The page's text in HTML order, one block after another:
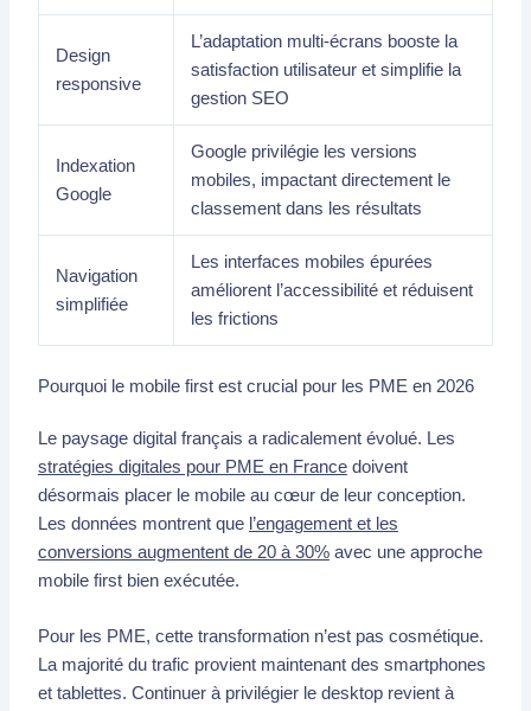
Design
responsive
L’adaptation multi-écrans booste la
satisfaction utilisateur et simplifie la
gestion SEO
Indexation
Google
Google privilégie les versions
mobiles, impactant directement le
classement dans les résultats
Navigation
simplifiée
Les interfaces mobiles épurées
améliorent l’accessibilité et réduisent
les frictions
Pourquoi le mobile first est crucial pour les PME en 2026
Le paysage digital français a radicalement évolué. Les
stratégies digitales pour PME en Francedoivent
désormais placer le mobile au cœur de leur conception.
Les données montrent que l’engagement et les
conversions augmentent de 20 à 30%avec une approche
mobile first bien exécutée.
Pour les PME, cette transformation n’est pas cosmétique.
La majorité du trafic provient maintenant des smartphones
et tablettes. Continuer à privilégier le desktop revient à